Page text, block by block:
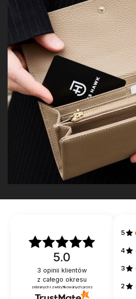
5.0
3 opinii klientów
z całego okresu
zebranych i zweryfikowanych przez
5
4
3
2